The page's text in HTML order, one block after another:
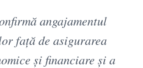
angajamentul
față de asigurarea
și financiare și a